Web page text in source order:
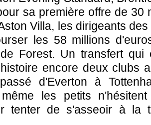
sa première offre de 30
Villa, les dirigeants
les 58 millions
Forest. Un transfert
encore deux clubs
d'Everton à
les petits
tenter de s'asseoir à la